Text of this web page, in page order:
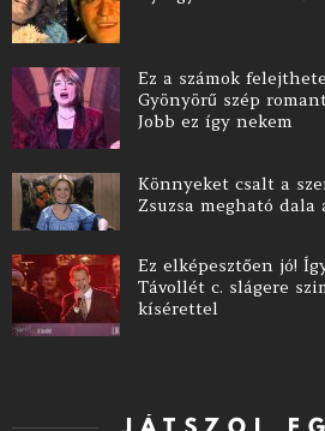
Ez a számok
Gyönyörű szép
Jobb ez így nekem
Könnyeket csalt a
Zsuzsa megható dala
Ez elképesztően jó!
Távollét c. slágere
kísérettel